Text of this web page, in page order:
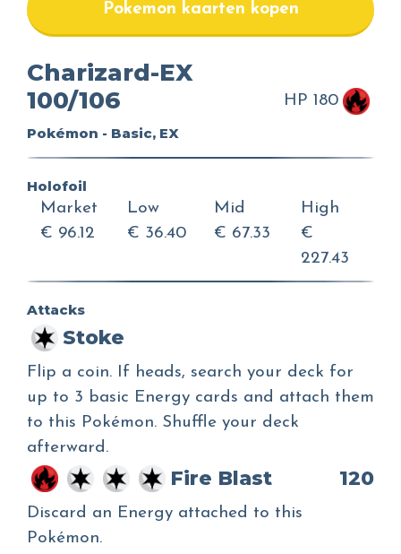
Pokemon kaarten kopen
Charizard-EX
100/106
Pokémon - Basic, EX
HP 180
Holofoil
Market
€ 96.12
Low
€ 36.40
Mid
€ 67.33
High
€
227.43
Attacks
Stoke
Flip a coin. If heads, search your deck for
up to 3 basic Energy cards and attach them
to this Pokémon. Shuffle your deck
afterward.
Fire Blast 120
Discard an Energy attached to this
Pokémon.